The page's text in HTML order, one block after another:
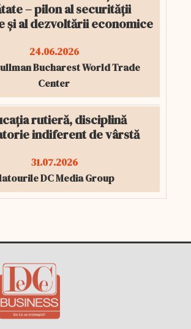
– pilon al securității
și al dezvoltării economice
24.06.2026
Bucharest World Trade
Center
rutieră, disciplină
indiferent de vârstă
31.07.2026
DC Media Group